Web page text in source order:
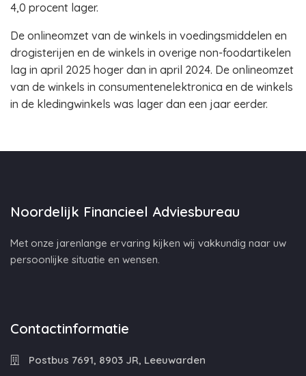
4,0 procent lager.
De onlineomzet van de winkels in voedingsmiddelen en
drogisterijen en de winkels in overige non-foodartikelen
lag in april 2025 hoger dan in april 2024. De onlineomzet
van de winkels in consumentenelektronica en de winkels
in de kledingwinkels was lager dan een jaar eerder.
Noordelijk Financieel Adviesbureau
Met onze jarenlange ervaring kijken wij vakkundig naar uw
persoonlijke situatie en wensen.
Contactinformatie
Postbus 7691, 8903 JR, Leeuwarden